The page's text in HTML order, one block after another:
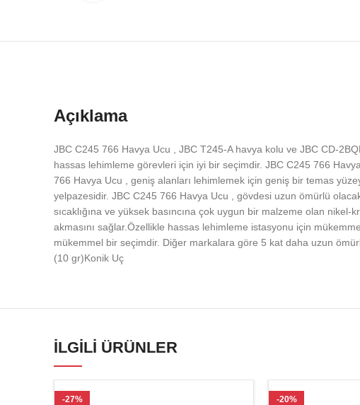
Açıklama
JBC C245 766 Havya Ucu , JBC T245-A havya kolu ve JBC CD-
hassas lehimleme görevleri için iyi bir seçimdir. JBC C245 766
766 Havya Ucu , geniş alanları lehimlemek için geniş bir temas
yelpazesidir. JBC C245 766 Havya Ucu , gövdesi uzun ömürlü
sıcaklığına ve yüksek basıncına çok uygun bir malzeme olan
akmasını sağlar. Özellikle hassas lehimleme istasyonu için
mükemmel bir seçimdir. Diğer markalara göre 5 kat daha uzun
(10 gr)Konik Uç
İLGILI ÜRÜNLER
-27% -20%